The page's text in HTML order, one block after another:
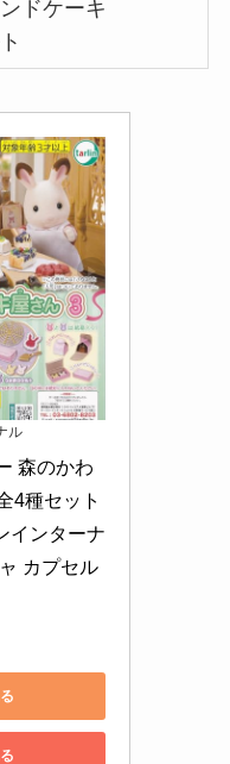
ドケーキ
ル
森のかわ
4種セット
インターナ
カプセル